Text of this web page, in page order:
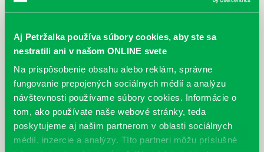
Aj Petržalka používa súbory cookies, aby ste sa
nestratili ani v našom ONLINE svete
Na prispôsobenie obsahu alebo reklám, správne
fungovanie prepojených sociálnych médií a analýzu
návštevnosti používame súbory cookies. Informácie o
tom, ako používate naše webové stránky, teda
poskytujeme aj našim partnerom v oblasti sociálnych
médií, inzercie a analýzy. Títo partneri môžu príslušné